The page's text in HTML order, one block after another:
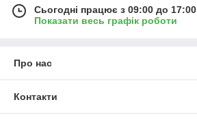
Сьогодні працює з 09:00 до 17:00
Показати весь графік роботи
Про нас
Контакти